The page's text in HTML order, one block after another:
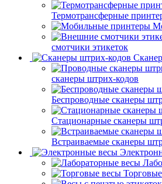
Термотрансферные
смотчики этикеток
сканеры штрих-кодов
Беспроводные сканеры
Стационарные сканеры
Встраиваемые сканеры